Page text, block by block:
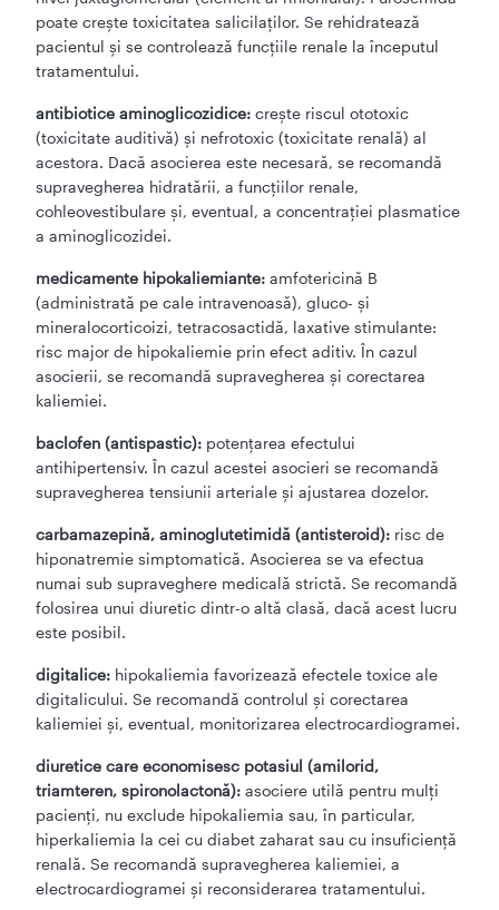
poate creşte toxicitatea salicilaţilor. Se rehidratează
pacientul şi se controlează funcţiile renale la începutul
tratamentului.
antibiotice aminoglicozidice: creşte riscul ototoxic
(toxicitate auditivă) şi nefrotoxic (toxicitate renală) al
acestora. Dacă asocierea este necesară, se recomandă
supravegherea hidratării, a funcţiilor renale,
cohleovestibulare şi, eventual, a concentraţiei plasmatice
a aminoglicozidei.
medicamente hipokaliemiante: amfotericină B
(administrată pe cale intravenoasă), gluco- şi
mineralocorticoizi, tetracosactidă, laxative stimulante:
risc major de hipokaliemie prin efect aditiv. În cazul
asocierii, se recomandă supravegherea şi corectarea
kaliemiei.
baclofen (antispastic): potenţarea efectului
antihipertensiv. În cazul acestei asocieri se recomandă
supravegherea tensiunii arteriale şi ajustarea dozelor.
carbamazepină, aminoglutetimidă (antisteroid): risc de
hiponatremie simptomatică. Asocierea se va efectua
numai sub supraveghere medicală strictă. Se recomandă
folosirea unui diuretic dintr-o altă clasă, dacă acest lucru
este posibil.
digitalice: hipokaliemia favorizează efectele toxice ale
digitalicului. Se recomandă controlul şi corectarea
kaliemiei şi, eventual, monitorizarea electrocardiogramei.
diuretice care economisesc potasiul (amilorid,
triamteren, spironolactonă): asociere utilă pentru mulţi
pacienţi, nu exclude hipokaliemia sau, în particular,
hiperkaliemia la cei cu diabet zaharat sau cu insuficienţă
renală. Se recomandă supravegherea kaliemiei, a
electrocardiogramei şi reconsiderarea tratamentului.